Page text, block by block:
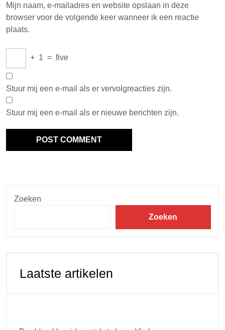
Mijn naam, e-mailadres en website opslaan in deze
browser voor de volgende keer wanneer ik een reactie
plaats.
+ 1 = five
Stuur mij een e-mail als er vervolgreacties zijn.
Stuur mij een e-mail als er nieuwe berichten zijn.
Zoeken
Zoeken
Laatste artikelen